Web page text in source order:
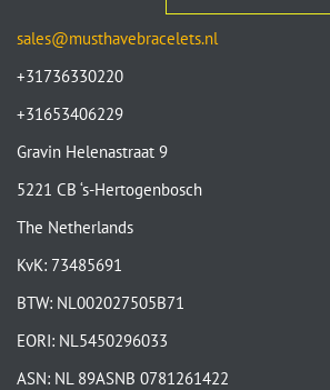
sales@musthavebracelets.nl
+31736330220
+31653406229
Gravin Helenastraat 9
5221 CB ‘s-Hertogenbosch
The Netherlands
KvK: 73485691
BTW: NL002027505B71
EORI: NL5450296033
ASN: NL 89ASNB 0781261422